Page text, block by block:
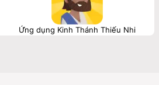
Ứng dụng Kinh Thánh Thiếu Nhi